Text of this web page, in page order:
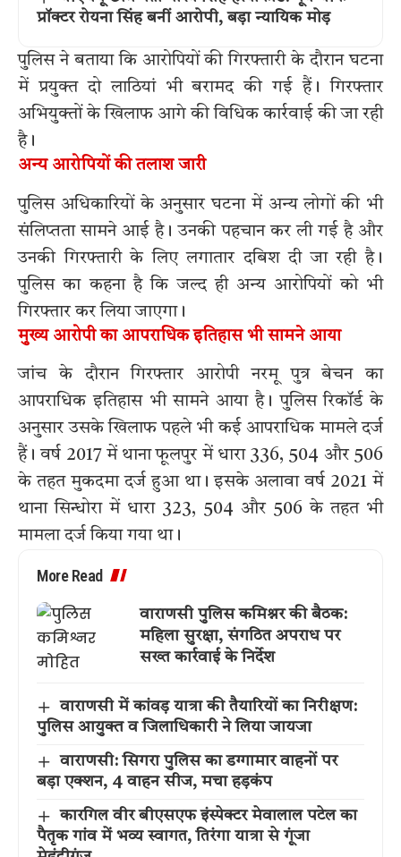
प्रॉक्टर रोयना सिंह बनीं आरोपी, बड़ा न्यायिक मोड़
पुलिस ने बताया कि आरोपियों की गिरफ्तारी के दौरान घटना
में प्रयुक्त दो लाठियां भी बरामद की गई हैं। गिरफ्तार
अभियुक्तों के खिलाफ आगे की विधिक कार्रवाई की जा रही
है।
अन्य आरोपियों की तलाश जारी
पुलिस अधिकारियों के अनुसार घटना में अन्य लोगों की भी
संलिप्तता सामने आई है। उनकी पहचान कर ली गई है और
उनकी गिरफ्तारी के लिए लगातार दबिश दी जा रही है।
पुलिस का कहना है कि जल्द ही अन्य आरोपियों को भी
गिरफ्तार कर लिया जाएगा।
मुख्य आरोपी का आपराधिक इतिहास भी सामने आया
जांच के दौरान गिरफ्तार आरोपी नरमू पुत्र बेचन का
आपराधिक इतिहास भी सामने आया है। पुलिस रिकॉर्ड के
अनुसार उसके खिलाफ पहले भी कई आपराधिक मामले दर्ज
हैं। वर्ष 2017 में थाना फूलपुर में धारा 336, 504 और 506
के तहत मुकदमा दर्ज हुआ था। इसके अलावा वर्ष 2021 में
थाना सिन्धोरा में धारा 323, 504 और 506 के तहत भी
मामला दर्ज किया गया था।
More Read
वाराणसी पुलिस कमिश्नर की बैठक:
महिला सुरक्षा, संगठित अपराध पर
सख्त कार्रवाई के निर्देश
वाराणसी में कांवड़ यात्रा की तैयारियों का निरीक्षण:
पुलिस आयुक्त व जिलाधिकारी ने लिया जायजा
वाराणसी: सिगरा पुलिस का डग्गामार वाहनों पर
बड़ा एक्शन, 4 वाहन सीज, मचा हड़कंप
कारगिल वीर बीएसएफ इंस्पेक्टर मेवालाल पटेल का
पैतृक गांव में भव्य स्वागत, तिरंगा यात्रा से गूंजा